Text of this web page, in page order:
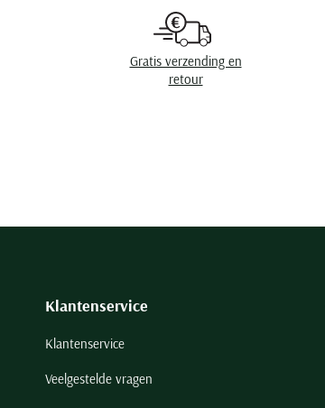
Gratis verzending en
retour
Klantenservice
Klantenservice
Veelgestelde vragen